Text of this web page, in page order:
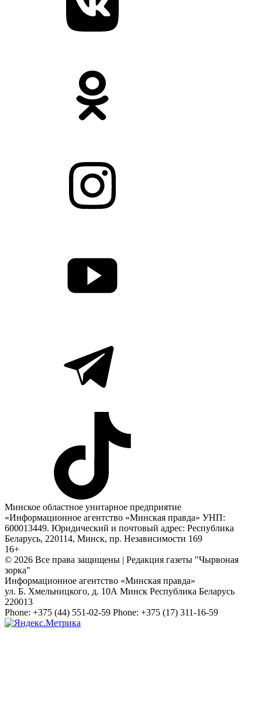
Минское областное унитарное предприятие
«Информационное агентство «Минская правда» УНП:
600013449. Юридический и почтовый адрес: Республика
Беларусь, 220114, Минск, пр. Независимости 169
16+
© 2026 Все права защищены | Редакция газеты "Чырвоная
зорка"
Информационное агентство «Минская правда»
ул. Б. Хмельницкого, д. 10А Минск Республика Беларусь
220013
Phone: +375 (44) 551-02-59 Phone: +375 (17) 311-16-59